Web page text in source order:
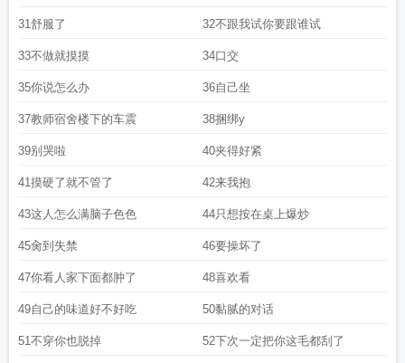
31舒服了 32不跟我试你要跟谁试
33不做就摸摸 34口交
35你说怎么办 36自己坐
37教师宿舍楼下的车震 38捆绑y
39别哭啦 40夹得好紧
41摸硬了就不管了 42来我抱
43这人怎么满脑子色色 44只想按在桌上爆炒
45肏到失禁 46要操坏了
47你看人家下面都肿了 48喜欢看
49自己的味道好不好吃 50黏腻的对话
51不穿你也脱掉 52下次一定把你这毛都刮了